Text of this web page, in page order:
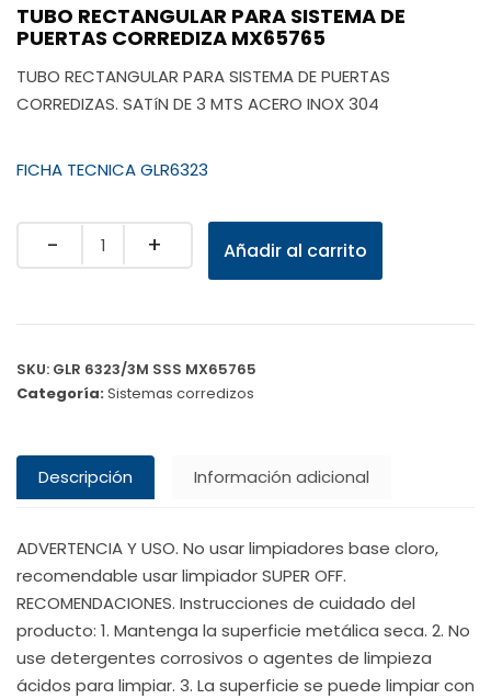
TUBO RECTANGULAR PARA SISTEMA DE
PUERTAS CORREDIZA MX65765
TUBO RECTANGULAR PARA SISTEMA DE PUERTAS
CORREDIZAS. SATíN DE 3 MTS ACERO INOX 304
FICHA TECNICA GLR6323
Quantity Añadir al carrito
SKU: GLR 6323/3M SSS MX65765
Categoría:Sistemas corredizos
Descripción Información adicional
ADVERTENCIA Y USO. No usar limpiadores base cloro,
recomendable usar limpiador SUPER OFF.
RECOMENDACIONES. Instrucciones de cuidado del
producto: 1. Mantenga la superficie metálica seca. 2. No
use detergentes corrosivos o agentes de limpieza
ácidos para limpiar. 3. La superficie se puede limpiar con